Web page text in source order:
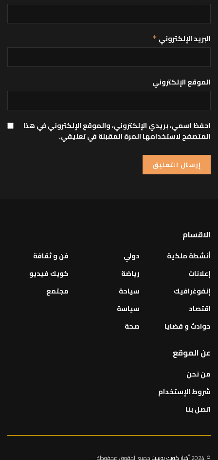
البريد الإلكتروني *
الموقع الإلكتروني
احفظ اسمي، بريدي الإلكتروني، والموقع الإلكتروني في هذا
المتصفح لاستخدامها المرة المقبلة في تعليقي.
الاقسام
أنشطة ملكية
إعلانات
إنفوغرافيك
اقتصاد
حوادث و قضايا
دولي
رياضة
سياحة
سياسة
صحة
فن و ثقافة
كويك فيديو
مجتمع
عن الموقع
من نحن
شروط الإستخدام
اتصل بنا
© 2024 أخبار كويك بوستجميع الحقوق محفوظة.